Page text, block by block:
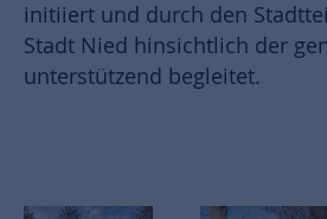
initiiert und durch den
Stadt Nied hinsichtlich der
unterstützend begleitet.